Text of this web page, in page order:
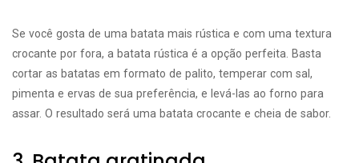
Se você gosta de uma batata mais rústica e com uma textura
crocante por fora, a batata rústica é a opção perfeita. Basta
cortar as batatas em formato de palito, temperar com sal,
pimenta e ervas de sua preferência, e levá-las ao forno para
assar. O resultado será uma batata crocante e cheia de sabor.